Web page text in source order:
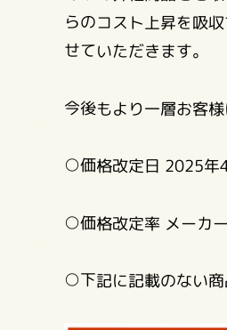
らのコスト上昇を吸
せていただきます。
今後もより一層お客
○価格改定日 2025年
○価格改定率 メーカ
○下記に記載のない